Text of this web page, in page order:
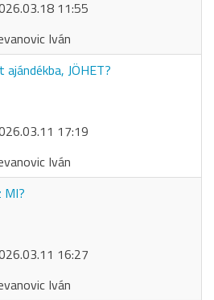
11:55
Iván
JÖHET?
17:19
Iván
MI?
16:27
Iván